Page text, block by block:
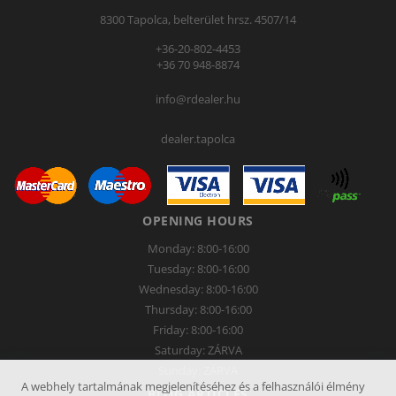
8300 Tapolca, belterület hrsz. 4507/14
+36-20-802-4453
+36 70 948-8874
info@rdealer.hu
dealer.tapolca
OPENING HOURS
Monday: 8:00-16:00
Tuesday: 8:00-16:00
Wednesday: 8:00-16:00
Thursday: 8:00-16:00
Friday: 8:00-16:00
Saturday: ZÁRVA
A webhely tartalmának megjelenítéséhez és a felhasználói élmény